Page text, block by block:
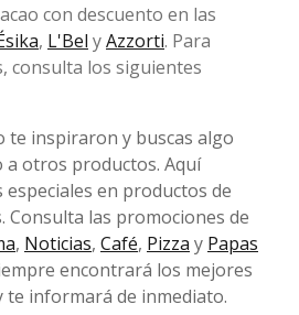
con descuento en las
, L'Bel yAzzorti. Para
consulta los siguientes
te inspiraron y buscas algo
a otros productos. Aquí
en productos de
Consulta las promociones de
, Noticias, Café, Pizza y Papas
encontrará los mejores
te informará de inmediato.